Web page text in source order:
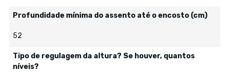
Profundidade mínima do assento até o encosto (cm)
52
Tipo de regulagem da altura? Se houver, quantos
níveis?